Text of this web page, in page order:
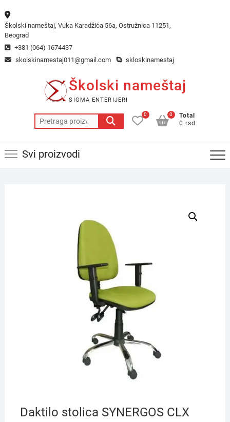
to
content
Školski nameštaj, Vuka Karadžića 56a, Ostružnica 11251,
Beograd
+381 (064) 1674437
skolskinamestaj011@gmail.com
skloskinamestaj
Školski nameštaj
SIGMA ENTERIJERI
Pretraga
za:
0
Total
0 rsd
0
Svi proizvodi
Daktilo stolica SYNERGOS CLX